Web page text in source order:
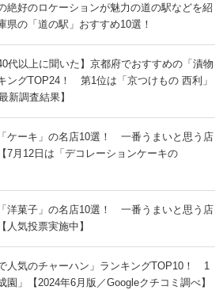
絶好のロケーションが魅力の道の駅などを紹
の「道の駅」おすすめ10選！
代以上に聞いた】京都府でおすすめの「漬物
ングTOP24！ 第1位は「京つけもの 西利」
新調査結果】
ケーキ」の名店10選！ 一番うまいと思う店
7月12日は「デコレーションケーキの
洋菓子」の名店10選！ 一番うまいと思う店
人気投票実施中】
人気のチャーハン」ランキングTOP10！ 1
園」【2024年6月版／Googleクチコミ調べ】